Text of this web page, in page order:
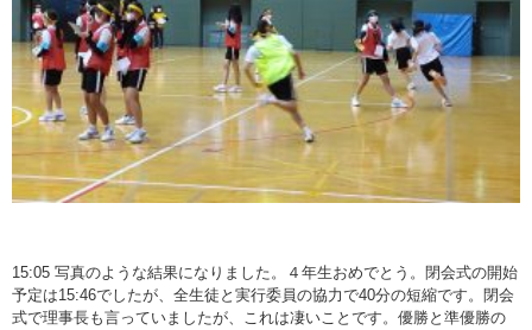
15:05 写真のような結果になりました。４年生おめでとう。閉会式の開始
予定は15:46でしたが、全生徒と実行委員の協力で40分の短縮です。閉会
式で理事長も言っていましたが、これは凄いことです。優勝と準優勝の